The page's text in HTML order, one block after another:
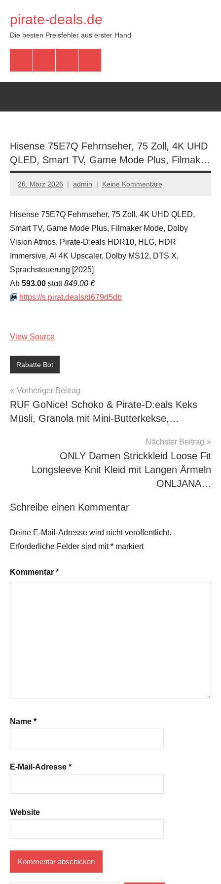
Inhalt
springen
pirate-deals.de
Die besten Preisfehler aus erster Hand
Hisense 75E7Q Fehrnseher, 75 Zoll, 4K UHD
QLED, Smart TV, Game Mode Plus, Filmak…
26. März 2026 admin Keine Kommentare
Hisense 75E7Q Fehrnseher, 75 Zoll, 4K UHD QLED,
Smart TV, Game Mode Plus, Filmaker Mode, Dolby
Vision Atmos, Pirate-D;eals HDR10, HLG, HDR
Immersive, AI 4K Upscaler, Dolby MS12, DTS X,
Sprachsteuerung [2025]
Аb 593.00 stαtt849.00 €
⏩️ https://s.pirat.deals/d679d5db
View Source
Rabatte Bot
Beitragsnavigation
Vorheriger Beitrag
RUF GoNice! Schoko & Pirate-D:eals Keks
Müsli, Granola mit Mini-Butterkekse,…
Nächster Beitrag
ONLY Damen Strickkleid Loose Fit
Longsleeve Knit Kleid mit Langen Ärmeln
ONLJANA…
Schreibe einen Kommentar
Deine E-Mail-Adresse wird nicht veröffentlicht.
Erforderliche Felder sind mit* markiert
Kommentar *
Name *
E-Mail-Adresse *
Website